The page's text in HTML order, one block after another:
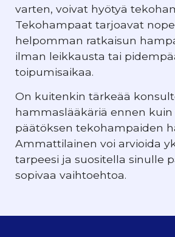
varten, voivat hyötyä
Tekohampaat tarjoavat
helpomman ratkaisun
ilman leikkausta tai
toipumisaikaa.
On kuitenkin tärkeää
hammaslääkäriä ennen kuin
päätöksen tekohampaiden
Ammattilainen voi arvioida
tarpeesi ja suositella sinulle
sopivaa vaihtoehtoa.